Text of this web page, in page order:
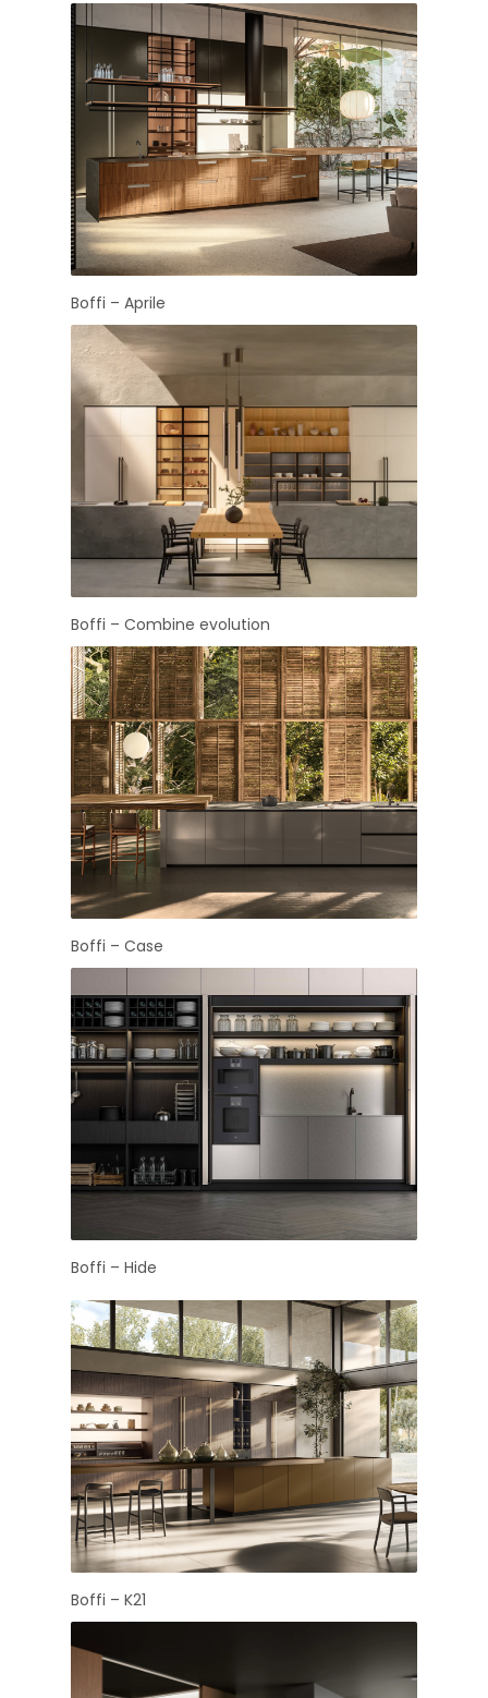
Boffi – Aprile
Boffi – Combine evolution
Boffi – Case
Boffi – Hide
Boffi – K21